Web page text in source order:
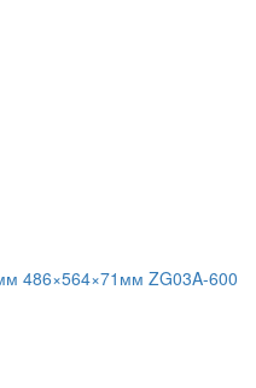
486×564×71мм ZG03A-600